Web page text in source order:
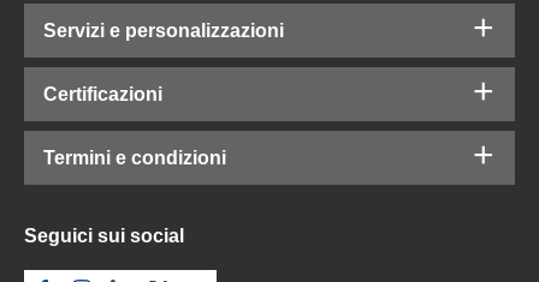
Servizi e personalizzazioni
Certificazioni
Termini e condizioni
Seguici sui social